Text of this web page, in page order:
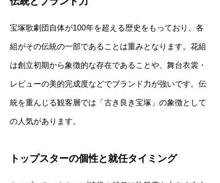
宝塚歌劇団自体が100年を超える歴史をもっており、各
組がその伝統の一部であることは重みとなります。花組
は創立初期から象徴的な存在であることや、舞台衣裳・
レビューの美的完成度などでブランド力が強いです。伝
統を重んじる観客層では「古き良き宝塚」の象徴として
の人気があります。
トップスターの個性と就任タイミング